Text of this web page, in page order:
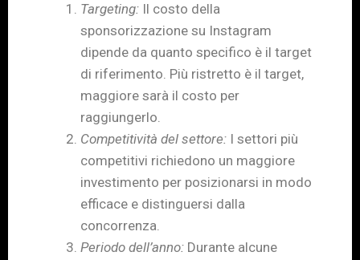
Targeting: Il costo della
sponsorizzazione su Instagram
dipende da quanto specifico è il target
di riferimento. Più ristretto è il target,
maggiore sarà il costo per
raggiungerlo.
Competitività del settore: I settori più
competitivi richiedono un maggiore
investimento per posizionarsi in modo
efficace e distinguersi dalla
concorrenza.
Periodo dell’anno: Durante alcune